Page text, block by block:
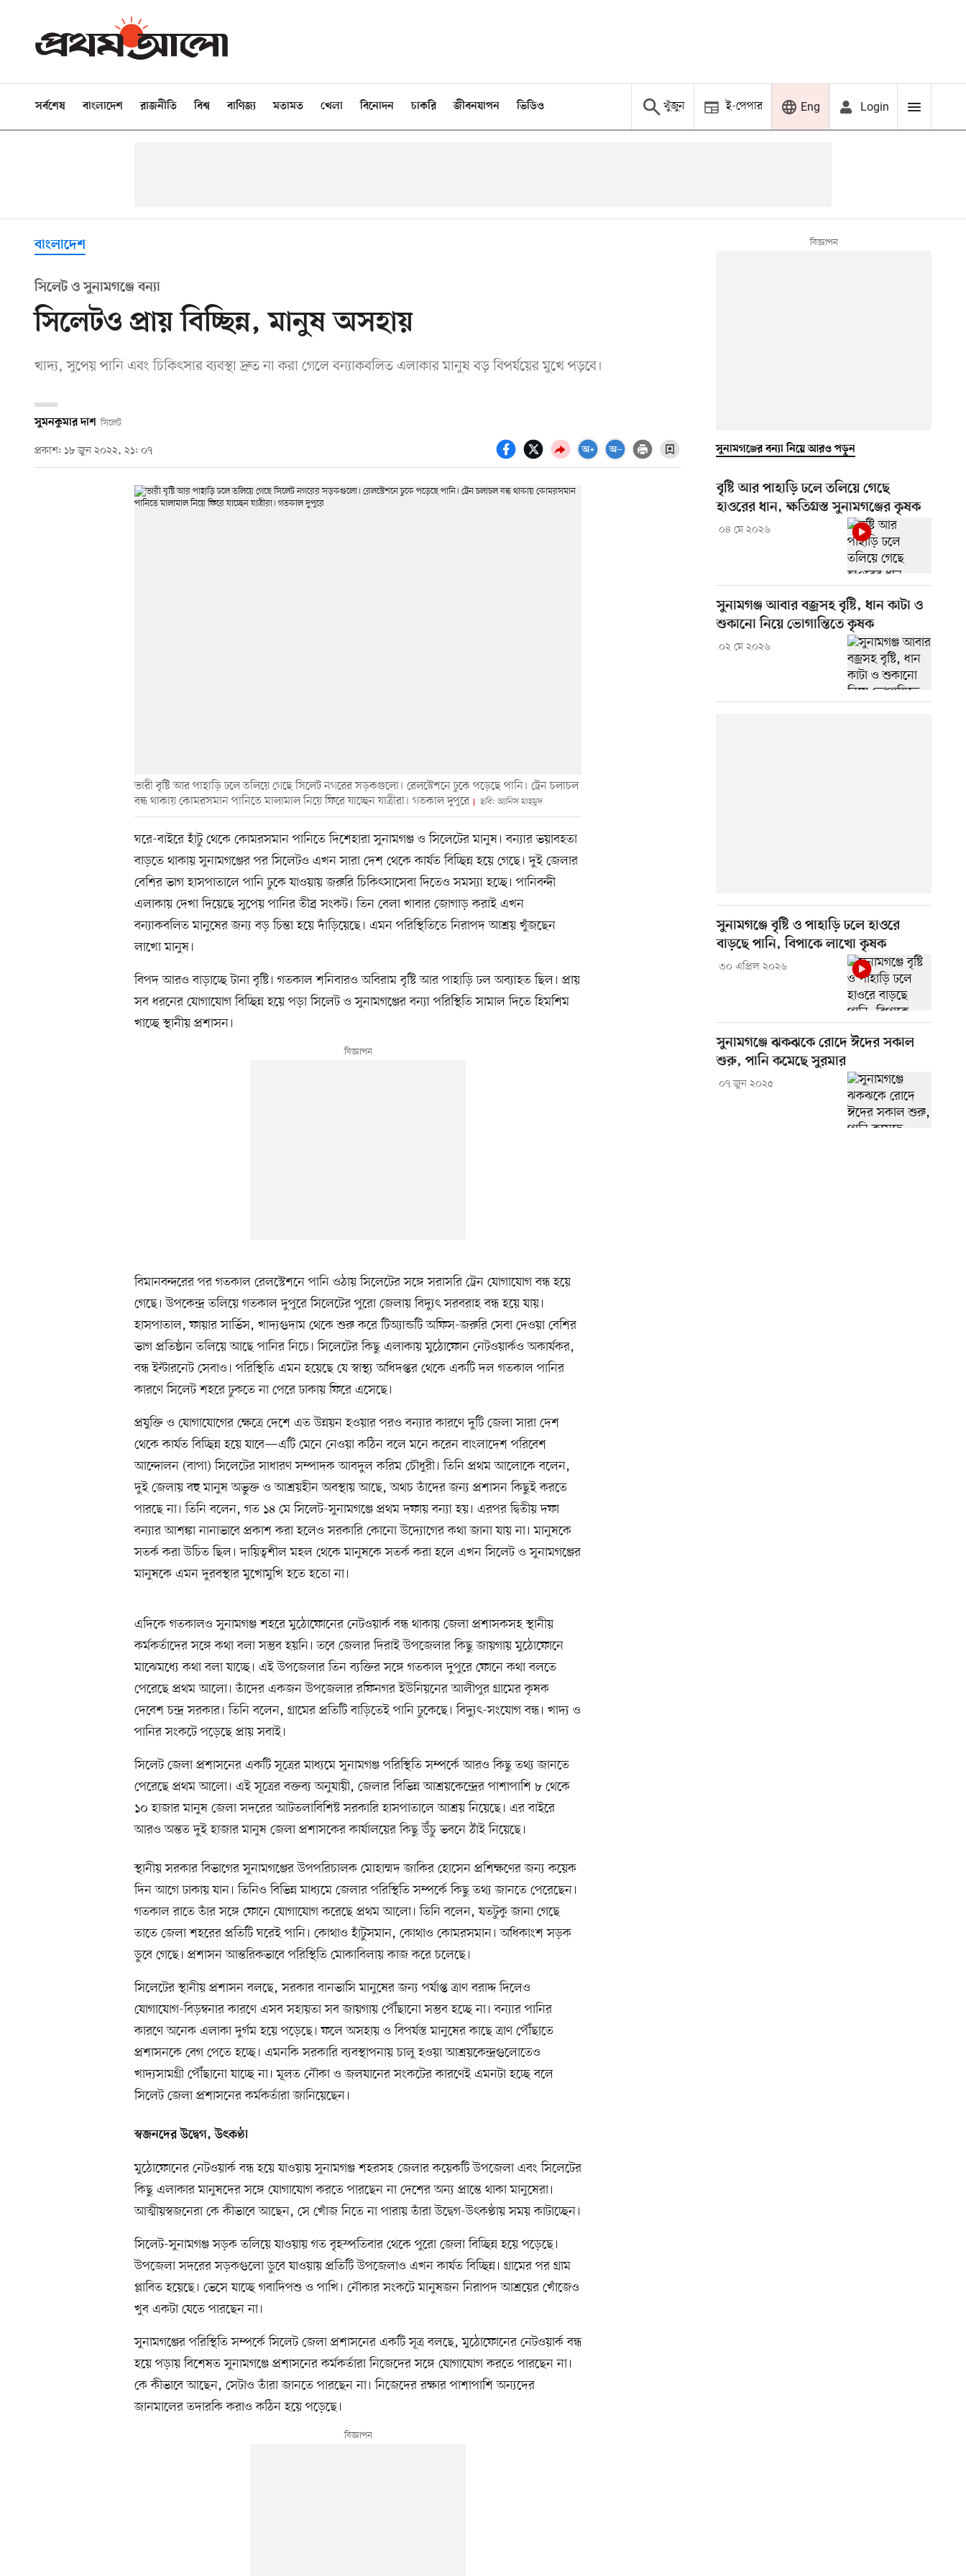
সর্বশেষ বাংলাদেশ রাজনীতি বিশ্ব বাণিজ্য মতামত খেলা বিনোদন চাকরি জীবনযাপন ভিডিও খুঁজুন ই-পেপার Eng Login
বাংলাদেশ
সিলেট ও সুনামগঞ্জে বন্যা
সিলেটও প্রায় বিচ্ছিন্ন, মানুষ অসহায়
খাদ্য, সুপেয় পানি এবং চিকিৎসার ব্যবস্থা দ্রুত না করা গেলে বন্যাকবলিত এলাকার মানুষ বড় বিপর্যয়ের মুখে পড়বে।
সুমনকুমার দাশ সিলেট
প্রকাশ: ১৮ জুন ২০২২, ২১: ০৭
ভারী বৃষ্টি আর পাহাড়ি ঢলে তলিয়ে গেছে সিলেট নগরের সড়কগুলো। রেলস্টেশনে ঢুকে পড়েছে পানি। ট্রেন চলাচল
বন্ধ থাকায় কোমরসমান পানিতে মালামাল নিয়ে ফিরে যাচ্ছেন যাত্রীরা। গতকাল দুপুরে
ছবি: আনিস মাহমুদ
ঘরে-বাইরে হাঁটু থেকে কোমরসমান পানিতে দিশেহারা সুনামগঞ্জ ও সিলেটের মানুষ। বন্যার ভয়াবহতা
বাড়তে থাকায় সুনামগঞ্জের পর সিলেটও এখন সারা দেশ থেকে কার্যত বিচ্ছিন্ন হয়ে গেছে। দুই জেলার
বেশির ভাগ হাসপাতালে পানি ঢুকে যাওয়ায় জরুরি চিকিৎসাসেবা দিতেও সমস্যা হচ্ছে। পানিবন্দী
এলাকায় দেখা দিয়েছে সুপেয় পানির তীব্র সংকট। তিন বেলা খাবার জোগাড় করাই এখন
বন্যাকবলিত মানুষের জন্য বড় চিন্তা হয়ে দাঁড়িয়েছে। এমন পরিস্থিতিতে নিরাপদ আশ্রয় খুঁজছেন
লাখো মানুষ।
বিপদ আরও বাড়াচ্ছে টানা বৃষ্টি। গতকাল শনিবারও অবিরাম বৃষ্টি আর পাহাড়ি ঢল অব্যাহত ছিল। প্রায়
সব ধরনের যোগাযোগ বিচ্ছিন্ন হয়ে পড়া সিলেট ও সুনামগঞ্জের বন্যা পরিস্থিতি সামাল দিতে হিমশিম
খাচ্ছে স্থানীয় প্রশাসন।
বিমানবন্দরের পর গতকাল রেলস্টেশনে পানি ওঠায় সিলেটের সঙ্গে সরাসরি ট্রেন যোগাযোগ বন্ধ হয়ে
গেছে। উপকেন্দ্র তলিয়ে গতকাল দুপুরে সিলেটের পুরো জেলায় বিদ্যুৎ সরবরাহ বন্ধ হয়ে যায়।
হাসপাতাল, ফায়ার সার্ভিস, খাদ্যগুদাম থেকে শুরু করে টিঅ্যান্ডটি অফিস-জরুরি সেবা দেওয়া বেশির
ভাগ প্রতিষ্ঠান তলিয়ে আছে পানির নিচে। সিলেটের কিছু এলাকায় মুঠোফোন নেটওয়ার্কও অকার্যকর,
বন্ধ ইন্টারনেট সেবাও। পরিস্থিতি এমন হয়েছে যে স্বাস্থ্য অধিদপ্তর থেকে একটি দল গতকাল পানির
কারণে সিলেট শহরে ঢুকতে না পেরে ঢাকায় ফিরে এসেছে।
প্রযুক্তি ও যোগাযোগের ক্ষেত্রে দেশে এত উন্নয়ন হওয়ার পরও বন্যার কারণে দুটি জেলা সারা দেশ
থেকে কার্যত বিচ্ছিন্ন হয়ে যাবে—এটি মেনে নেওয়া কঠিন বলে মনে করেন বাংলাদেশ পরিবেশ
আন্দোলন (বাপা) সিলেটের সাধারণ সম্পাদক আবদুল করিম চৌধুরী। তিনি প্রথম আলোকে বলেন,
দুই জেলায় বহু মানুষ অভুক্ত ও আশ্রয়হীন অবস্থায় আছে, অথচ তাঁদের জন্য প্রশাসন কিছুই করতে
পারছে না। তিনি বলেন, গত ১৪ মে সিলেট-সুনামগঞ্জে প্রথম দফায় বন্যা হয়। এরপর দ্বিতীয় দফা
বন্যার আশঙ্কা নানাভাবে প্রকাশ করা হলেও সরকারি কোনো উদ্যোগের কথা জানা যায় না। মানুষকে
সতর্ক করা উচিত ছিল। দায়িত্বশীল মহল থেকে মানুষকে সতর্ক করা হলে এখন সিলেট ও সুনামগঞ্জের
মানুষকে এমন দুরবস্থার মুখোমুখি হতে হতো না।
এদিকে গতকালও সুনামগঞ্জ শহরে মুঠোফোনের নেটওয়ার্ক বন্ধ থাকায় জেলা প্রশাসকসহ স্থানীয়
কর্মকর্তাদের সঙ্গে কথা বলা সম্ভব হয়নি। তবে জেলার দিরাই উপজেলার কিছু জায়গায় মুঠোফোনে
মাঝেমধ্যে কথা বলা যাচ্ছে। এই উপজেলার তিন ব্যক্তির সঙ্গে গতকাল দুপুরে ফোনে কথা বলতে
পেরেছে প্রথম আলো। তাঁদের একজন উপজেলার রফিনগর ইউনিয়নের আলীপুর গ্রামের কৃষক
দেবেশ চন্দ্র সরকার। তিনি বলেন, গ্রামের প্রতিটি বাড়িতেই পানি ঢুকেছে। বিদ্যুৎ-সংযোগ বন্ধ। খাদ্য ও
পানির সংকটে পড়েছে প্রায় সবাই।
সিলেট জেলা প্রশাসনের একটি সূত্রের মাধ্যমে সুনামগঞ্জ পরিস্থিতি সম্পর্কে আরও কিছু তথ্য জানতে
পেরেছে প্রথম আলো। এই সূত্রের বক্তব্য অনুযায়ী, জেলার বিভিন্ন আশ্রয়কেন্দ্রের পাশাপাশি ৮ থেকে
১০ হাজার মানুষ জেলা সদরের আটতলাবিশিষ্ট সরকারি হাসপাতালে আশ্রয় নিয়েছে। এর বাইরে
আরও অন্তত দুই হাজার মানুষ জেলা প্রশাসকের কার্যালয়ের কিছু উঁচু ভবনে ঠাঁই নিয়েছে।
স্থানীয় সরকার বিভাগের সুনামগঞ্জের উপপরিচালক মোহাম্মদ জাকির হোসেন প্রশিক্ষণের জন্য কয়েক
দিন আগে ঢাকায় যান। তিনিও বিভিন্ন মাধ্যমে জেলার পরিস্থিতি সম্পর্কে কিছু তথ্য জানতে পেরেছেন।
গতকাল রাতে তাঁর সঙ্গে ফোনে যোগাযোগ করেছে প্রথম আলো। তিনি বলেন, যতটুকু জানা গেছে
তাতে জেলা শহরের প্রতিটি ঘরেই পানি। কোথাও হাঁটুসমান, কোথাও কোমরসমান। অধিকাংশ সড়ক
ডুবে গেছে। প্রশাসন আন্তরিকভাবে পরিস্থিতি মোকাবিলায় কাজ করে চলেছে।
সিলেটের স্থানীয় প্রশাসন বলছে, সরকার বানভাসি মানুষের জন্য পর্যাপ্ত ত্রাণ বরাদ্দ দিলেও
যোগাযোগ-বিড়ম্বনার কারণে এসব সহায়তা সব জায়গায় পৌঁছানো সম্ভব হচ্ছে না। বন্যার পানির
কারণে অনেক এলাকা দুর্গম হয়ে পড়েছে। ফলে অসহায় ও বিপর্যস্ত মানুষের কাছে ত্রাণ পৌঁছাতে
প্রশাসনকে বেগ পেতে হচ্ছে। এমনকি সরকারি ব্যবস্থাপনায় চালু হওয়া আশ্রয়কেন্দ্রগুলোতেও
খাদ্যসামগ্রী পৌঁছানো যাচ্ছে না। মূলত নৌকা ও জলযানের সংকটের কারণেই এমনটা হচ্ছে বলে
সিলেট জেলা প্রশাসনের কর্মকর্তারা জানিয়েছেন।
স্বজনদের উদ্বেগ, উৎকণ্ঠা
মুঠোফোনের নেটওয়ার্ক বন্ধ হয়ে যাওয়ায় সুনামগঞ্জ শহরসহ জেলার কয়েকটি উপজেলা এবং সিলেটের
কিছু এলাকার মানুষদের সঙ্গে যোগাযোগ করতে পারছেন না দেশের অন্য প্রান্তে থাকা মানুষেরা।
আত্মীয়স্বজনেরা কে কীভাবে আছেন, সে খোঁজ নিতে না পারায় তাঁরা উদ্বেগ-উৎকণ্ঠায় সময় কাটাচ্ছেন।
সিলেট-সুনামগঞ্জ সড়ক তলিয়ে যাওয়ায় গত বৃহস্পতিবার থেকে পুরো জেলা বিচ্ছিন্ন হয়ে পড়েছে।
উপজেলা সদরের সড়কগুলো ডুবে যাওয়ায় প্রতিটি উপজেলাও এখন কার্যত বিচ্ছিন্ন। গ্রামের পর গ্রাম
প্লাবিত হয়েছে। ভেসে যাচ্ছে গবাদিপশু ও পাখি। নৌকার সংকটে মানুষজন নিরাপদ আশ্রয়ের খোঁজেও
খুব একটা যেতে পারছেন না।
সুনামগঞ্জের পরিস্থিতি সম্পর্কে সিলেট জেলা প্রশাসনের একটি সূত্র বলছে, মুঠোফোনের নেটওয়ার্ক বন্ধ
হয়ে পড়ায় বিশেষত সুনামগঞ্জে প্রশাসনের কর্মকর্তারা নিজেদের সঙ্গে যোগাযোগ করতে পারছেন না।
কে কীভাবে আছেন, সেটাও তাঁরা জানতে পারছেন না। নিজেদের রক্ষার পাশাপাশি অন্যদের
জানমালের তদারকি করাও কঠিন হয়ে পড়েছে।
সুনামগঞ্জের বন্যা নিয়ে আরও পড়ুন
বৃষ্টি আর পাহাড়ি ঢলে তলিয়ে গেছে
হাওরের ধান, ক্ষতিগ্রস্ত সুনামগঞ্জের কৃষক
০৪ মে ২০২৬
সুনামগঞ্জ আবার বজ্রসহ বৃষ্টি, ধান কাটা ও
শুকানো নিয়ে ভোগান্তিতে কৃষক
০২ মে ২০২৬
সুনামগঞ্জে বৃষ্টি ও পাহাড়ি ঢলে হাওরে
বাড়ছে পানি, বিপাকে লাখো কৃষক
৩০ এপ্রিল ২০২৬
সুনামগঞ্জে ঝকঝকে রোদে ঈদের সকাল
শুরু, পানি কমেছে সুরমার
০৭ জুন ২০২৫